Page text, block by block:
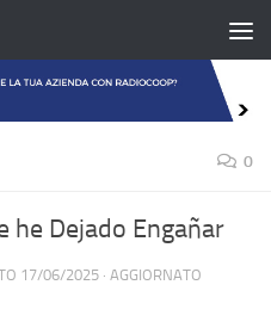
0
he Dejado Engañar
17/06/2025 · AGGIORNATO